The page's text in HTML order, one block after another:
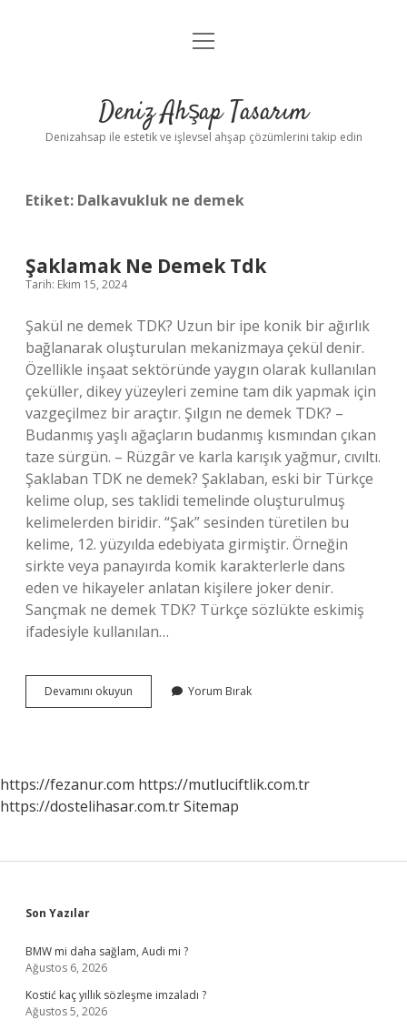
Anasayfa
Yasal Uyarı
menüyü
Deniz Ahşap Tasarım
Denizahsap ile estetik ve işlevsel ahşap çözümlerini takip edin
Etiket: Dalkavukluk ne demek
Şaklamak Ne Demek Tdk
Tarih: Ekim 15, 2024
Şakül ne demek TDK? Uzun bir ipe konik bir ağırlık
bağlanarak oluşturulan mekanizmaya çekül denir.
Özellikle inşaat sektöründe yaygın olarak kullanılan
çeküller, dikey yüzeyleri zemine tam dik yapmak için
vazgeçilmez bir araçtır. Şılgın ne demek TDK? –
Budanmış yaşlı ağaçların budanmış kısmından çıkan
taze sürgün. – Rüzgâr ve karla karışık yağmur, cıvıltı.
Şaklaban TDK ne demek? Şaklaban, eski bir Türkçe
kelime olup, ses taklidi temelinde oluşturulmuş
kelimelerden biridir. “Şak” sesinden türetilen bu
kelime, 12. yüzyılda edebiyata girmiştir. Örneğin
sirkte veya panayırda komik karakterlerle dans
eden ve hikayeler anlatan kişilere joker denir.
Sançmak ne demek TDK? Türkçe sözlükte eskimiş
ifadesiyle kullanılan…
Devamını okuyun Şaklamak
Ne
Yorum Bırak
https://fezanur.com https://mutluciftlik.com.tr
https://dostelihasar.com.trSitemap
Sidebar
Son Yazılar
BMW mi daha sağlam, Audi mi ?
Ağustos 6, 2026
Kostić kaç yıllık sözleşme imzaladı ?
Ağustos 5, 2026